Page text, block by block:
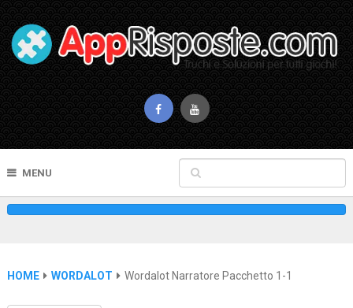
MENU
HOME WORDALOT Wordalot Narratore Pacchetto 1-1